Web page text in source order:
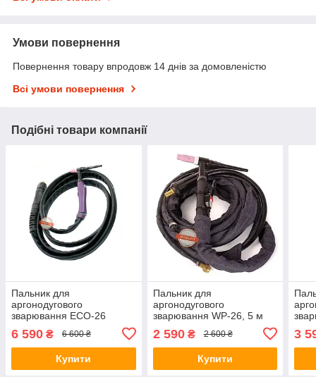
Умови повернення
Повернення товару впродовж 14 днів за домовленістю
Всі умови повернення
Подібні товари компанії
Пальник для
аргонодугового
зварювання ECO-26
6 590 ₴ 6 600 ₴
Купити
Пальник для
аргонодугового
зварювання WP-26, 5 м
2 590₴ 2 600 ₴
Купити
3